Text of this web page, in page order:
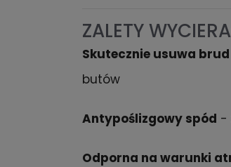
ZALETY
Skutecznie usuwa
butów
Antypoślizgowy spód -
Odporna na warunki